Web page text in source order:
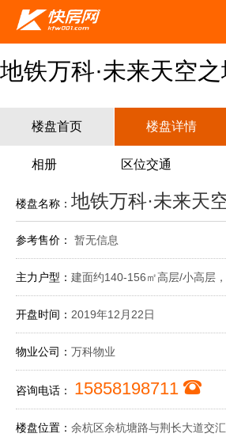
地铁万科·未来天空
楼盘首页 楼盘详情
相册 区位交通
楼盘名称：地铁万科·未来天
参考售价： 暂无信息
主力户型：建面约140-156㎡高层/小高层
开盘时间： 2019年12月22日
物业公司：万科物业
咨询电话： 15858198711
楼盘位置：余杭区余杭塘路与荆长大道交